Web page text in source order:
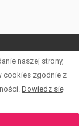
naszej strony,
cookies zgodnie z
Dowiedz się